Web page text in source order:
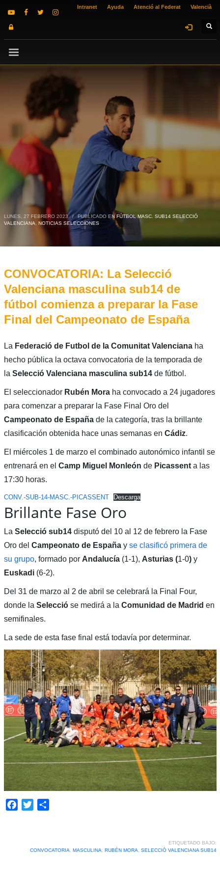
Intranet Ayuda Atenció al Federat Valencià
LUNES, 27 FEBRERO 2023 / PUBLICADO ENFÚTBOL MASC. SUB14 SELECCIÓ
VALENCIANA
NOTICIAS SELECCIONES
CONVOCATORIA: La Selecció
Valenciana masculina sub14 de
fútbol comienza a preparar la Fase
Final del Campeonato de España
La Federació de Futbol de la Comunitat Valenciana ha
hecho pública la octava convocatoria de la temporada de
la Selecció Valenciana masculina sub14de fútbol.
El seleccionadorRubén Moraha convocado a 24 jugadores
para comenzar a preparar la Fase Final Oro del
Campeonato de Españade la categoría, tras la brillante
clasificación obtenida hace unas semanas en Cádiz.
El miércoles 1 de marzo el combinado autonómico infantil se
entrenará en el Camp Miguel Monleón de Picassenta las
17:30 horas.
CONV.-SUB-14-MASC.-PICASSENT Descarga
Brillante Fase Oro
La Selecció sub14 disputó del 10 al 12 de febrero la Fase
Oro del Campeonato de Españay se clasificó primera de
su grupo, formado por Andalucía(1-1), Asturias (1-0)y
Euskadi(6-2).
Del 31 de marzo al 2 de abril se celebrará la Final Four,
donde la Seleccióse medirá a la Comunidad de Madrid en
semifinales.
La sede de esta fase final está todavía por determinar.
Facebook
Twitter
ETIQUETADO BAJO:
CONVOCATORIA, MASCULINA, RUBÉN MORA, SELECCIÓ VALENCIANA SUB14